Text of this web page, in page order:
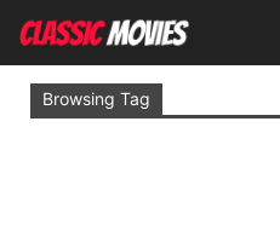
Browsing Tag